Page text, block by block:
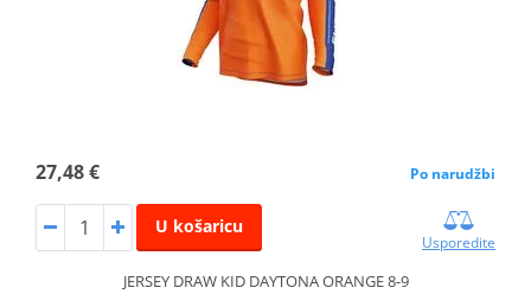
27,48 € Po narudžbi
U košaricu
Usporedite
JERSEY DRAW KID DAYTONA ORANGE 8-9